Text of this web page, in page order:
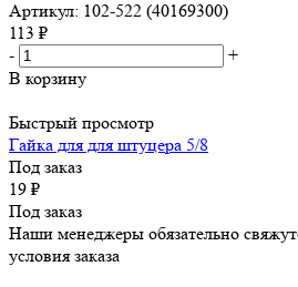
Артикул: 102-522 (40169300)
113 ₽
-
+
В корзину
Быстрый просмотр
Гайка для для штуцера 5/8
Под заказ
19 ₽
Под заказ
Наши менеджеры обязательно
условия заказа